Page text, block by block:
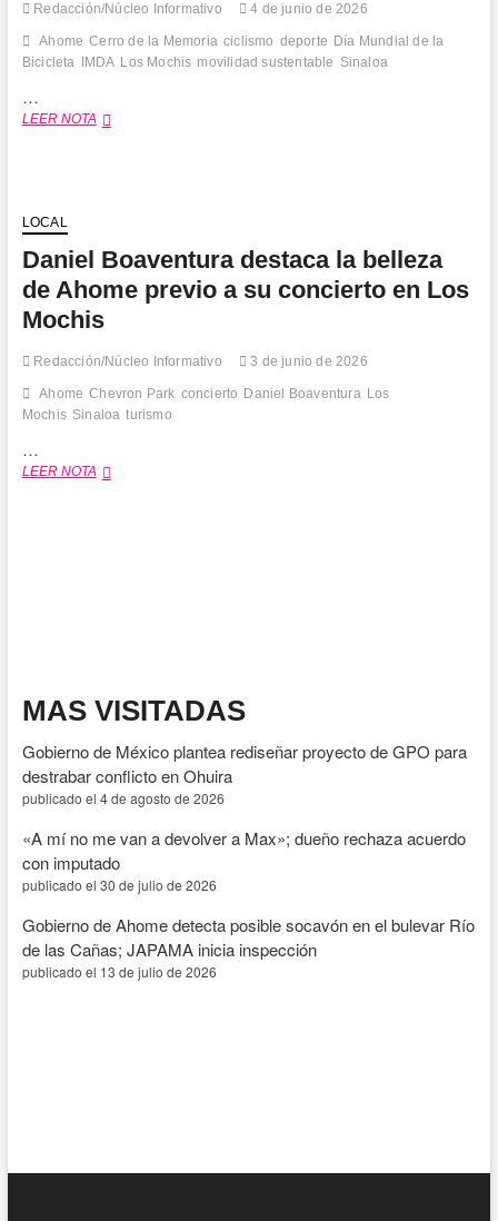
Redacción/Núcleo Informativo 4 de junio de 2026
Ahome Cerro de la Memoria ciclismo deporte Día Mundial de la
Bicicleta
IMDA Los Mochis movilidad sustentable Sinaloa
…
LEER NOTAAhome
de
Bicicleta
con
rodada
LOCAL
Daniel Boaventura destaca la belleza
de Ahome previo a su concierto en Los
Mochis
Redacción/Núcleo Informativo 3 de junio de 2026
Ahome Chevron Park concierto Daniel Boaventura Los
Mochis Sinaloa turismo
…
LEER NOTADaniel
Los
MAS VISITADAS
Gobierno de México plantea rediseñar proyecto de GPO para
destrabar conflicto en Ohuira
publicado el 4 de agosto de 2026
«A mí no me van a devolver a Max»; dueño rechaza acuerdo
con imputado
publicado el 30 de julio de 2026
Gobierno de Ahome detecta posible socavón en el bulevar Río
de las Cañas; JAPAMA inicia inspección
publicado el 13 de julio de 2026